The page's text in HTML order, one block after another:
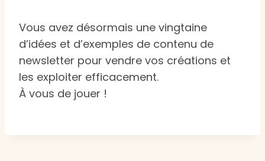
Vous avez désormais une vingtaine
d’idées et d’exemples de contenu de
newsletter pour vendre vos créations et
les exploiter efficacement.
À vous de jouer !